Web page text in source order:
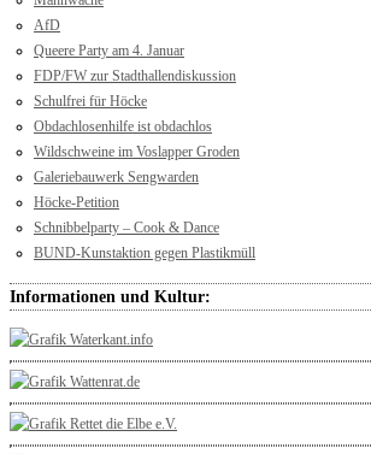
AfD
Queere Party am 4. Januar
FDP/FW zur Stadthallendiskussion
Schulfrei für Höcke
Obdachlosenhilfe ist obdachlos
Wildschweine im Voslapper Groden
Galeriebauwerk Sengwarden
Höcke-Petition
Schnibbelparty – Cook & Dance
BUND-Kunstaktion gegen Plastikmüll
Informationen und Kultur: